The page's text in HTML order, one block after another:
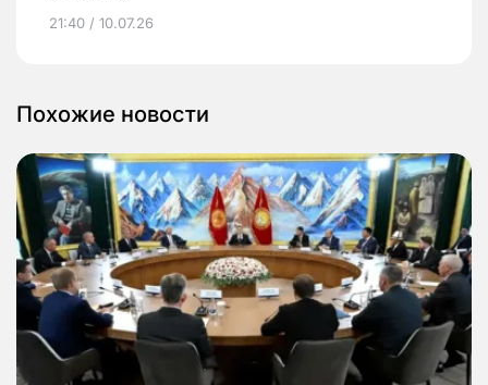
21:40 / 10.07.26
Похожие новости